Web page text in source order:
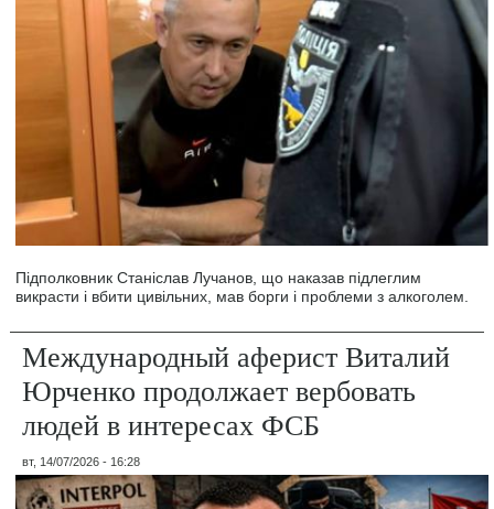
Підполковник Станіслав Лучанов, що наказав підлеглим
викрасти і вбити цивільних, мав борги і проблеми з алкоголем.
Международный аферист Виталий
Юрченко продолжает вербовать
людей в интересах ФСБ
вт, 14/07/2026 - 16:28